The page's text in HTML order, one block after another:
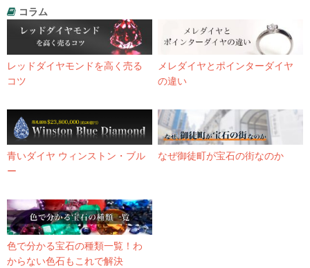
コラム
レッドダイヤモンドを高く売る
コツ
メレダイヤとポインターダイヤ
の違い
青いダイヤ ウィンストン・ブル
ー
なぜ御徒町が宝石の街なのか
色で分かる宝石の種類一覧！わ
からない色石もこれで解決